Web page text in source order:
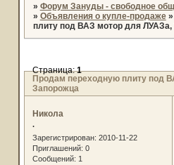
» Форум Зануды - свободное
» Объявления о купле-продаже »
плиту под ВАЗ мотор для
Продам переходную плиту под
Запорожца
Страница:1
Никола
.
Зарегистрирован: 2010-11-22
Приглашений: 0
Сообщений: 1